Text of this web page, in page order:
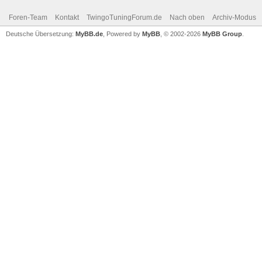
Foren-Team Kontakt TwingoTuningForum.de Nach oben Archiv-Modus
Deutsche Übersetzung: MyBB.de , Powered by MyBB , © 2002-2026 MyBB Group